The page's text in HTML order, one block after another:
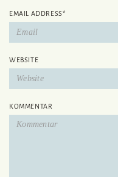
EMAIL ADDRESS*
WEBSITE
KOMMENTAR